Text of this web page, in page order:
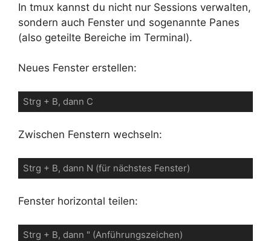
In tmux kannst du nicht nur Sessions verwalten,
sondern auch Fenster und sogenannte Panes
(also geteilte Bereiche im Terminal).
Neues Fenster erstellen:
Strg + B, dann C
Zwischen Fenstern wechseln:
Strg + B, dann N (für nächstes Fenster)
Fenster horizontal teilen:
Strg + B, dann " (Anführungszeichen)